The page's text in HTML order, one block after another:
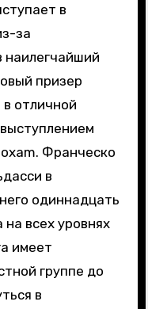
в
за
наилегчайший
призер
в отличной
Франческо
в
одиннадцать
всех уровнях
имеет
группе до
в